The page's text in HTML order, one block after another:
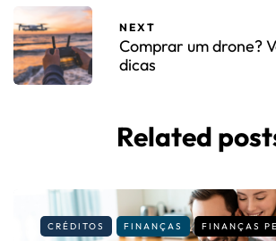
NEXT
Comprar um drone?
dicas
Related
CRÉDITOS FINANÇAS FINANÇAS